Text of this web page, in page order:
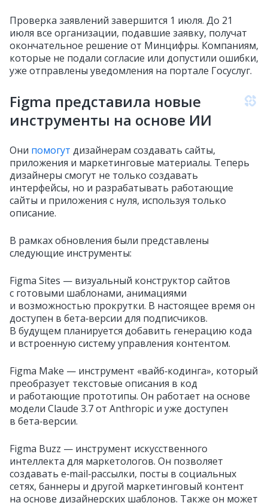
Проверка заявлений завершится 1 июля. До 21
июля все организации, подавшие заявку, получат
окончательное решение от Минцифры. Компаниям,
которые не подали согласие или допустили ошибки,
уже отправлены уведомления на портале Госуслуг.
Figma представила новые
инструменты на основе ИИ
Они помогут дизайнерам создавать сайты,
приложения и маркетинговые материалы. Теперь
дизайнеры смогут не только создавать
интерфейсы, но и разрабатывать работающие
сайты и приложения с нуля, используя только
описание.
В рамках обновления были представлены
следующие инструменты:
Figma Sites — визуальный конструктор сайтов
с готовыми шаблонами, анимациями
и возможностью прокрутки. В настоящее время он
доступен в бета‑версии для подписчиков.
В будущем планируется добавить генерацию кода
и встроенную систему управления контентом.
Figma Make — инструмент «вайб‑кодинга», который
преобразует текстовые описания в код
и работающие прототипы. Он работает на основе
модели Claude 3.7 от Anthropic и уже доступен
в бета‑версии.
Figma Buzz — инструмент искусственного
интеллекта для маркетологов. Он позволяет
создавать e‑mail‑рассылки, посты в социальных
сетях, баннеры и другой маркетинговый контент
на основе дизайнерских шаблонов. Также он может